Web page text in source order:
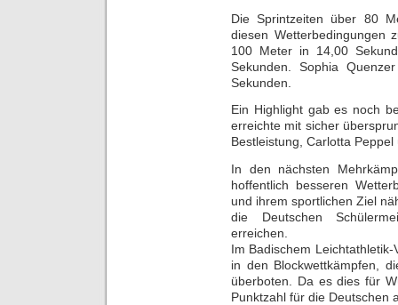
Die Sprintzeiten über 80
diesen Wetterbedingungen
100 Meter in 14,00
Sekunden. Sophia
Sekunden.
Ein Highlight gab es noch
erreichte mit sicher
Bestleistung, Carlotta
In den nächsten
hoffentlich besseren
und ihrem sportlichen Ziel
die Deutschen
erreichen.
Im Badischem
in den Blockwettkämpfen,
überboten. Da es dies für
Punktzahl für die Deutschen